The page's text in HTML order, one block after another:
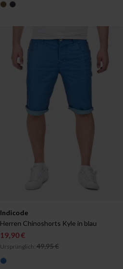
Verfügbar in:
XL
Indicode
Herren Chinoshorts Kyle in blau
19,90 €
Ursprünglich: 49,95 €